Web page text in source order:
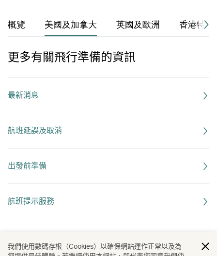
概覽 美國及加拿大 英國及歐洲 香港特別
更多有關飛行準備的資訊
最新消息
航班延誤及取消
出發前準備
航班提示服務
我們使用數碼存根（Cookies）以確保網站運作正常以及為